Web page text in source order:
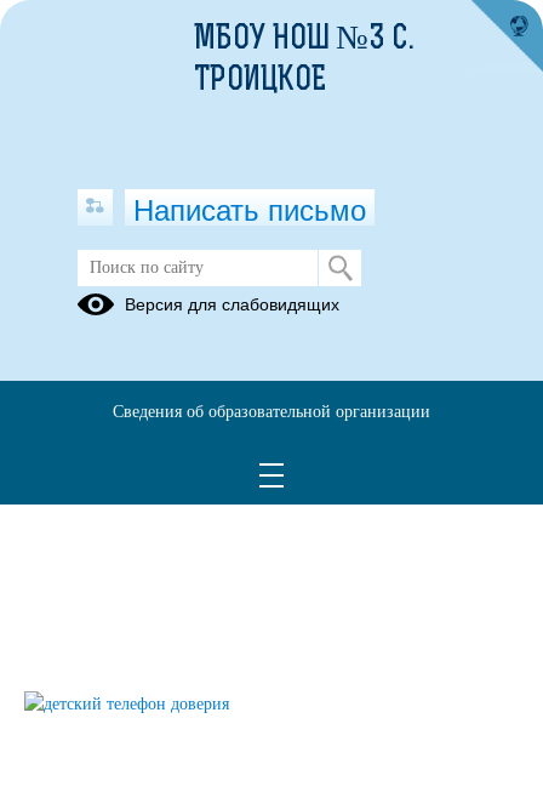
МБОУ НОШ №3 С.
ТРОИЦКОЕ
Написать письмо
Версия для слабовидящих
Сведения об образовательной организации